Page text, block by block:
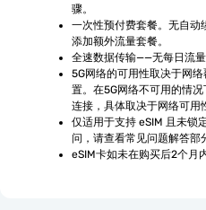
骤。
一次性预付费套餐。无自动
添加额外流量套餐。
全速数据传输——无每日流量
5G网络的可用性取决于网
置。在5G网络不可用的情
连接，具体取决于网络可用
仅适用于支持 eSIM 且未锁
问，请查看常见问题解答部
eSIM卡如未在购买后2个月